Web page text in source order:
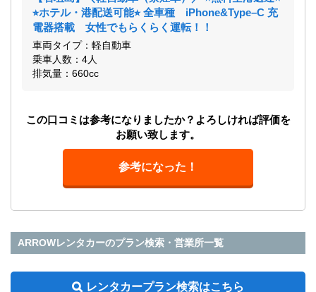
⭐︎ホテル・港配送可能⭐︎ 全車種 iPhone&Type–C 充
電器搭載 女性でもらくらく運転！！
車両タイプ：軽自動車
乗車人数：4人
排気量：660cc
この口コミは参考になりましたか？よろしければ評価を
お願い致します。
参考になった！
ARROWレンタカーのプラン検索・営業所一覧
レンタカープラン検索はこちら